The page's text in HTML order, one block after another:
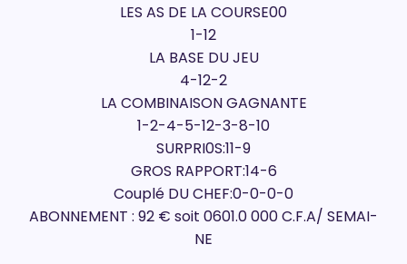
LES AS DE LA COURSE00
1-12
LA BASE DU JEU
4-12-2
LA COMBINAISON GAGNANTE
1-2-4-5-12-3-8-10
SURPRI0S:11-9
GROS RAPPORT:14-6
Couplé DU CHEF:0-0-0-0
ABONNEMENT : 92 € soit 0601.0 000 C.F.A/ SEMAI-
NE